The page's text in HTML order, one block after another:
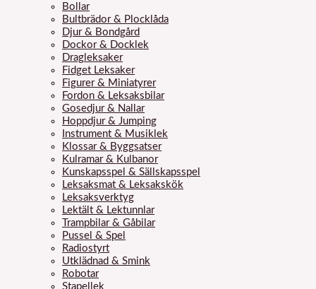
Bollar
Bultbrädor & Plocklåda
Djur & Bondgård
Dockor & Docklek
Dragleksaker
Fidget Leksaker
Figurer & Miniatyrer
Fordon & Leksaksbilar
Gosedjur & Nallar
Hoppdjur & Jumping
Instrument & Musiklek
Klossar & Byggsatser
Kulramar & Kulbanor
Kunskapsspel & Sällskapsspel
Leksaksmat & Leksakskök
Leksaksverktyg
Lektält & Lektunnlar
Trampbilar & Gåbilar
Pussel & Spel
Radiostyrt
Utklädnad & Smink
Robotar
Stapellek